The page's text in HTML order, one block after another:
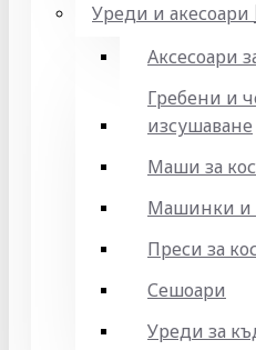
Уреди и акесоари
Аксесоари
Гребени и
изсушаване
Маши за
Машинки и
Преси за
Сешоари
Уреди за